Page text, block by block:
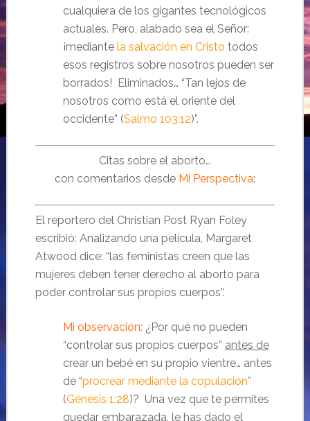
cualquiera de los gigantes tecnológicos
actuales. Pero, alabado sea el Señor:
¡mediante la salvación en Cristo todos
esos registros sobre nosotros pueden ser
borrados! Eliminados… “Tan lejos de
nosotros como está el oriente del
occidente” (Salmo 103:12)”.
Citas sobre el aborto…
con comentarios desde Mi Perspectiva:
El reportero del Christian Post Ryan Foley
escribió: Analizando una película, Margaret
Atwood dice: “las feministas creen que las
mujeres deben tener derecho al aborto para
poder controlar sus propios cuerpos”.
Mi observación: ¿Por qué no pueden
“controlar sus propios cuerpos” antes de
crear un bebé en su propio vientre… antes
de “procrear mediante la copulación”
(Génesis 1:28)? Una vez que te permites
quedar embarazada, le has dado el